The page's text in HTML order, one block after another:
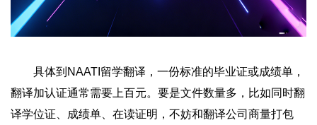
具体到NAATI留学翻译，一份标准的毕业证或成绩单，
翻译加认证通常需要上百元。要是文件数量多，比如同时翻
译学位证、成绩单、在读证明，不妨和翻译公司商量打包